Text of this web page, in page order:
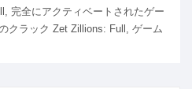
完全にアクティベートされたゲー
クラック Zet Zillions: Full, ゲーム